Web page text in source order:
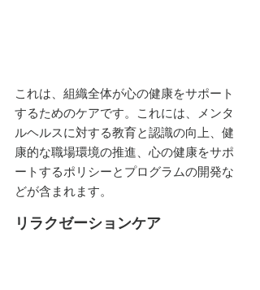
これは、組織全体が心の健康をサポート
するためのケアです。これには、メンタ
ルヘルスに対する教育と認識の向上、健
康的な職場環境の推進、心の健康をサポ
ートするポリシーとプログラムの開発な
どが含まれます。
リラクゼーションケア